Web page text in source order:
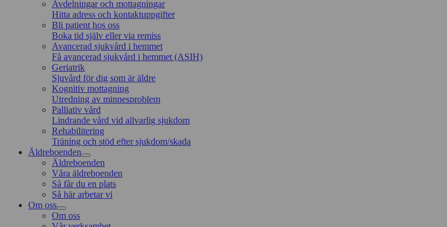
Avdelningar och mottagningar
Hitta adress och kontaktuppgifter
Bli patient hos oss
Boka tid själv eller via remiss
Avancerad sjukvård i hemmet
Få avancerad sjukvård i hemmet (ASIH)
Geriatrik
Sjuvård för dig som är äldre
Kognitiv mottagning
Utredning av minnesproblem
Palliativ vård
Lindrande vård vid allvarlig sjukdom
Rehabilitering
Träning och stöd efter sjukdom/skada
Äldreboenden
Äldreboenden
Våra äldreboenden
Så får du en plats
Så här arbetar vi
Om oss
Om oss